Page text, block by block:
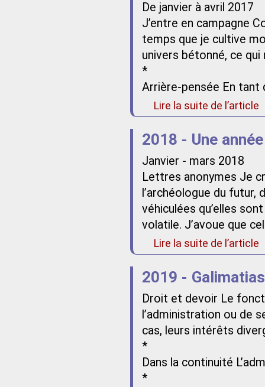
De janvier à avril 2017
J’entre en campagne
temps que je cultive
univers bétonné, ce
*
Arrière-pensée En tant
Lire la suite de l’article
2018 - Une
Janvier - mars 2018
Lettres anonymes Je
l’archéologue du
véhiculées qu’elles
volatile. J’avoue que
Lire la suite de l’article
2019 - Galimatias
Droit et devoir Le
l’administration ou de
cas, leurs intérêts
*
Dans la continuité
*